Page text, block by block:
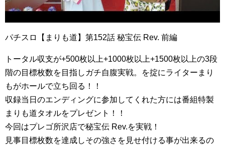
パチスロ【まりも道】第152話 秘宝伝 Rev. 前編
トータル収支が+500枚以上+1000枚以上+1500枚以上の3段
階の目標枚数を目指しガチ自腹実戦。を掟にライターまり
もがホールで立ち回る！！
収録当日のエンディングに参加してくれた方には番組特製
まりも道タオルをプレゼント！！
今回はプレゴ所沢店で秘宝伝 Rev.を実戦！
見事目標枚数を達成しその強さを見せ付ける事が出来るの